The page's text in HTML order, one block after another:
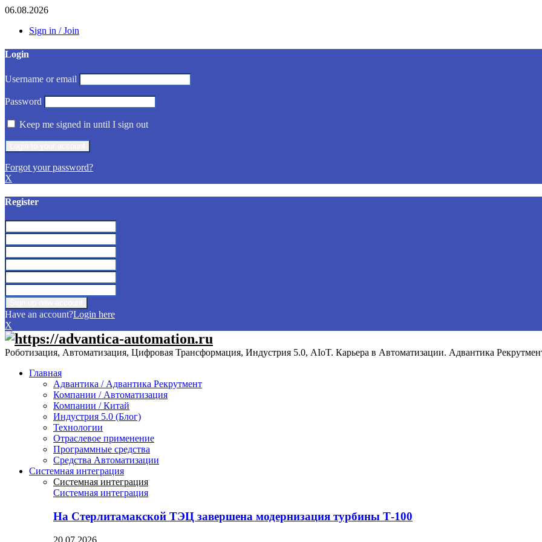
06.08.2026
Sign in / Join
Login
Username or email
Password
Keep me signed in until I sign out
Forgot your password?
X
Register
Have an account?Login here
X
Роботизация, Автоматизация, Цифровая Трансформация, Индустрия 5.0, AIoT. Карьера в Автоматизации. Адвантика
Главная
Адвантика / Адвантика Рекрутмент
Компании / Автоматизация
Компании / Китай
Индустрия 5.0 (Блог)
Технологии
Отраслевое применение
Программные средства
Средства Автоматизации
Системная интеграция
Системная интеграция
Системная интеграция
На Стерлитамакской ТЭЦ завершена модернизация турбины Т-100
20.07.2026